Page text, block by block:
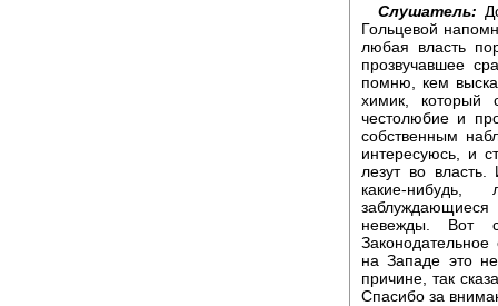
Слушатель:
Гольцевой
любая власть
прозвучавшее
помню, кем
химик, который
честолюбие и
собственным
интересуюсь, и
лезут во
какие-
невежды. Вот
на Западе это
причине, так
Спасибо за